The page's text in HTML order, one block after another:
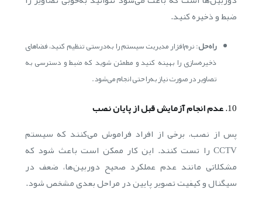
ضبط و ذخیره کنید.
راه‌حل: نرم‌افزار مدیریت سیستم را به‌درستی تنظیم کنید، فضاهای
ذخیره‌سازی را بهینه کنید و مطمئن شوید که ضبط و دسترسی به
تصاویر در صورت نیاز به‌راحتی انجام می‌شود.
10. عدم انجام آزمایش قبل از پایان نصب
پس از نصب، برخی از افراد فراموش می‌کنند که سیستم
CCTV را تست کنند. این کار ممکن است باعث شود که
مشکلاتی مانند عدم عملکرد صحیح دوربین‌ها، ضعف در
سیگنال و کیفیت تصویر پایین در مراحل بعدی مشخص شود.